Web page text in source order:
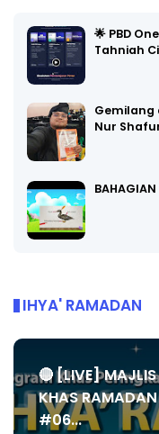
🌟 PBD
Tahniah
Gemilang
Nur
BAHAGIAN
IHYA' RAMADAN
🔴 [LIVE] MAJLIS
KHAS
#06...